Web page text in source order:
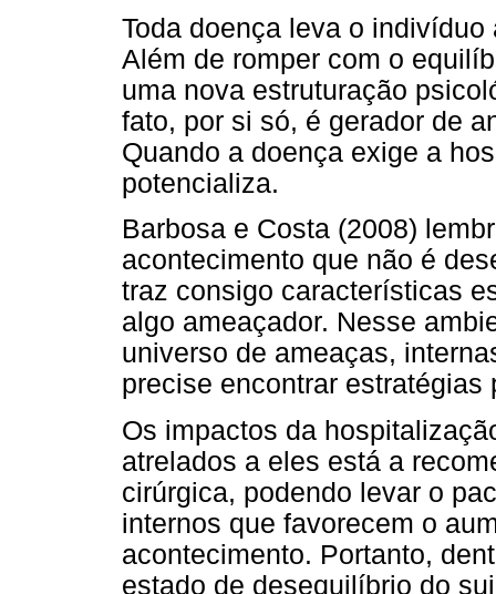
Toda doença leva o
Além de romper com o
uma nova estruturação
fato, por si só, é gerador de
Quando a doença exige a
potencializa.
Barbosa e Costa (2008)
acontecimento que não é
traz consigo características
algo ameaçador. Nesse
universo de ameaças,
precise encontrar estratégias
Os impactos da
atrelados a eles está a
cirúrgica, podendo levar o
internos que favorecem o
acontecimento. Portanto,
estado de desequilíbrio do